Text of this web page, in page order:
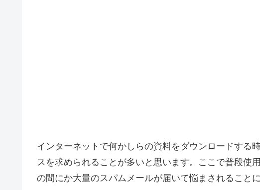
インターネットで何かしらの資料をダウンロードする
スを求められることが多いと思います。ここで普段使
の間にか大量のスパムメールが届いて悩まされることに